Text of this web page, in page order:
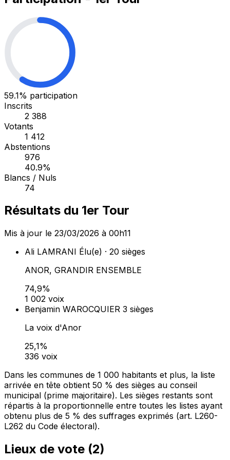
59.1% participation
Inscrits
2 388
Votants
1 412
Abstentions
976
40.9%
Blancs / Nuls
74
Résultats du 1er Tour
Mis à jour le 23/03/2026 à 00h11
Ali LAMRANI Élu(e) · 20 sièges
ANOR, GRANDIR ENSEMBLE
74,9%
1 002 voix
Benjamin WAROCQUIER 3 sièges
La voix d'Anor
25,1%
336 voix
Dans les communes de 1 000 habitants et plus, la liste
arrivée en tête obtient 50 % des sièges au conseil
municipal (prime majoritaire). Les sièges restants sont
répartis à la proportionnelle entre toutes les listes ayant
obtenu plus de 5 % des suffrages exprimés (art. L260-
L262 du Code électoral).
Lieux de vote (2)